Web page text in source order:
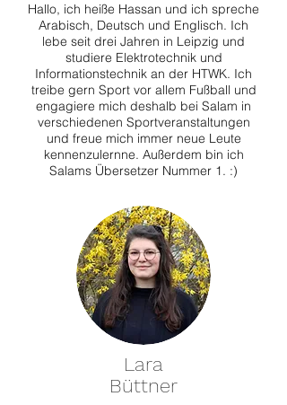
Hallo, ich heiße Hassan und ich spreche
Arabisch, Deutsch und Englisch. Ich
lebe seit drei Jahren in Leipzig und
studiere Elektrotechnik und
Informationstechnik an der HTWK. Ich
treibe gern Sport vor allem Fußball und
engagiere mich deshalb bei Salam in
verschiedenen Sportveranstaltungen
und freue mich immer neue Leute
kennenzulernne. Außerdem bin ich
Salams Übersetzer Nummer 1. :)
Lara
Büttner